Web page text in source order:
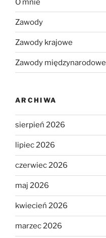
O mnie
Zawody
Zawody krajowe
Zawody międzynarodowe
ARCHIWA
sierpień 2026
lipiec 2026
czerwiec 2026
maj 2026
kwiecień 2026
marzec 2026